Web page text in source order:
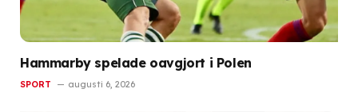
Hammarby spelade oavgjort i Polen
SPORT augusti 6, 2026